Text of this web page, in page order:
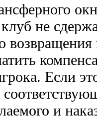
не
Если
и